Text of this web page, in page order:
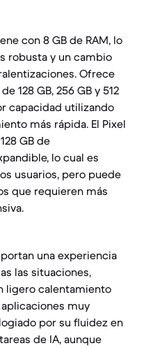
con 8 GB de RAM, lo
robusta y un cambio
Ofrece
128 GB, 256 GB y 512
capacidad utilizando
más rápida. El Pixel
GB de
lo cual es
usuarios, pero puede
que requieren más
una experiencia
las situaciones,
ligero calentamiento
muy
por su fluidez en
de IA, aunque